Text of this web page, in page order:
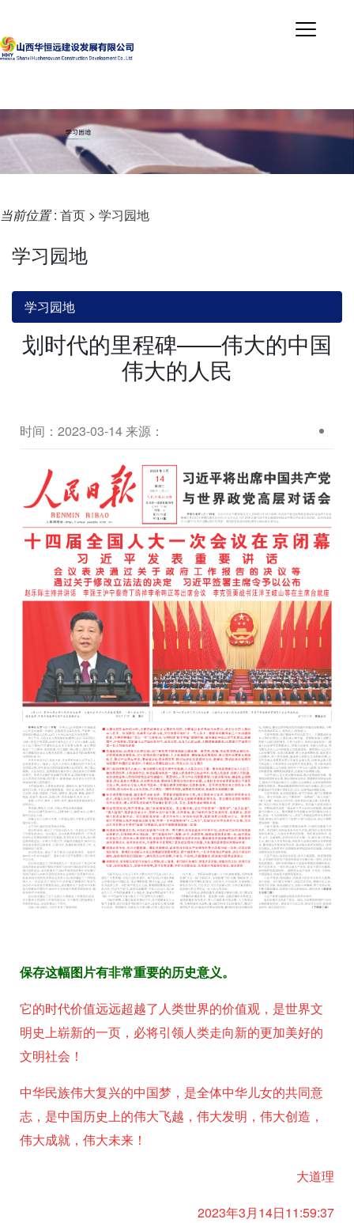
当前位置: 首页 > 学习园地
学习园地
学习园地
划时代的里程碑——伟大的中国
伟大的人民
时间：2023-03-14来源：
保存这幅图片有非常重要的历史意义。
它的时代价值远远超越了人类世界的价值观，是世界文
明史上崭新的一页，必将引领人类走向新的更加美好的
文明社会！
中华民族伟大复兴的中国梦，是全体中华儿女的共同意
志，是中国历史上的伟大飞越，伟大发明，伟大创造，
伟大成就，伟大未来！
大道理
2023年3月14日11:59:37